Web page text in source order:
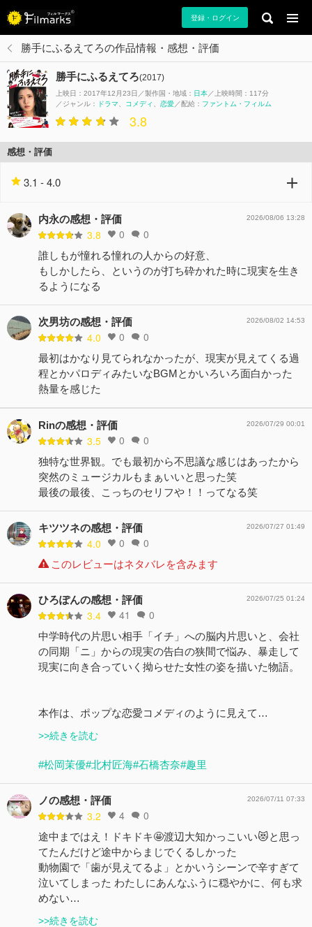
登録・ログイン
勝手にふるえてろの作品情報・感想・評価
勝手にふるえてろ(2017)
上映日：2017年12月23日 製作国・地域： 日本
上映時間：117分
ジャンル：
ドラマ コメディ 恋愛 配給： ファントム・フィルム
3.8
感想・評価
3.1 - 4.0
内永の感想・評価
3.8 0 0
2026/08/06 13:28
誰しもが憧れる憧れの人からの好意、
もしかしたら、というのが打ち砕かれた時に現実を生き
るようになる
次男坊の感想・評価
4.0 0 0
2026/08/02 14:53
最初はかなり見てられなかったが、現実が見えてくる過
程とかパロディみたいなBGMとかいろいろ面白かった
熱量を感じた
Rinの感想・評価
3.5 0 0
2026/07/29 00:01
独特な世界観。でも最初から不思議な感じはあったから
突然のミュージカルもまぁいいと思った笑
最後の最後、こっちのセリフや！！ってなる笑
キツツネの感想・評価
4.0 0 0
2026/07/27 01:49
このレビューはネタバレを含みます
ひろぽんの感想・評価
3.4 41 0
2026/07/25 01:24
中学時代の片思い相手「イチ」への脳内片思いと、会社
の同期「ニ」からの現実の告白の狭間で悩み、暴走して
現実に向き合っていく拗らせた女性の姿を描いた物語。
本作は、ポップな恋愛コメディのように見えて…
>>続きを読む
#松岡茉優#北村匠海#石橋杏奈#趣里
ノの感想・評価
3.2 4 0
2026/07/11 07:33
途中まではえ！ドキドキ🤩渡辺大知かっこいい😻と思っ
てたんだけど途中からまじでくるしかった
動物園で「歯が見えてるよ」とかいうシーンで辛すぎて
泣いてしまった わたしにあんなふうに穏やかに、何も求
めない…
>>続きを読む